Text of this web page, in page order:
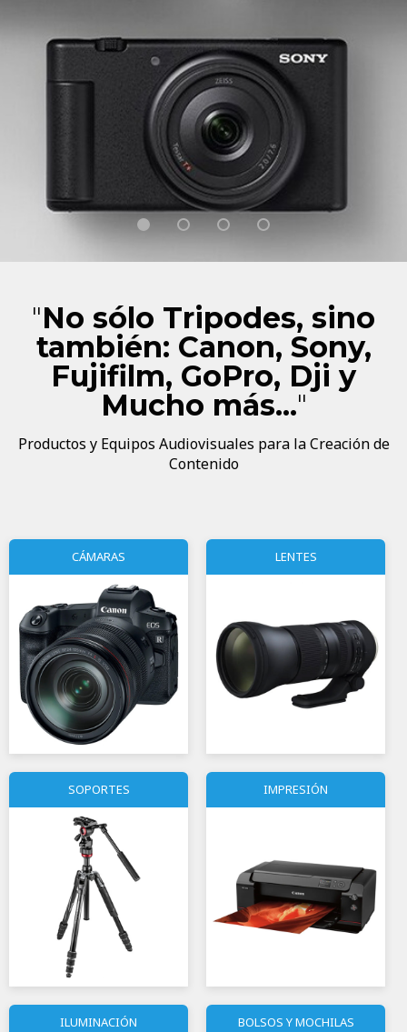
"No sólo Tripodes, sino
también: Canon, Sony,
Fujifilm, GoPro, Dji y
Mucho más..."
Productos y Equipos Audiovisuales para la Creación de
Contenido
CÁMARAS LENTES
SOPORTES IMPRESIÓN
ILUMINACIÓN BOLSOS Y MOCHILAS